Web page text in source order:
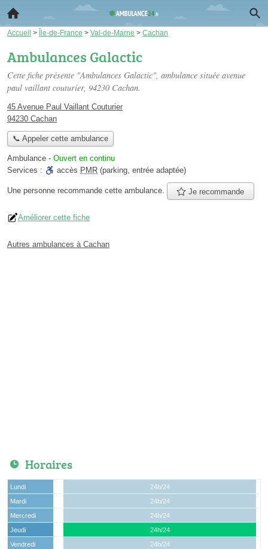
Accueil > Île-de-France > Val-de-Marne > Cachan
Ambulances Galactic
Cette fiche présente "Ambulances Galactic", ambulance située avenue
paul vaillant couturier, 94230 Cachan.
45 Avenue Paul Vaillant Couturier
94230 Cachan
📞 Appeler cette ambulance
Ambulance - Ouvert en continu
Services :
accès PMR (parking, entrée adaptée)
Une personne recommande cette ambulance. Je recommande
Améliorer cette fiche
Autres ambulances à Cachan
Horaires
Lundi
24h/24
Mardi
24h/24
Mercredi
24h/24
Jeudi
24h/24
Vendredi
24h/24